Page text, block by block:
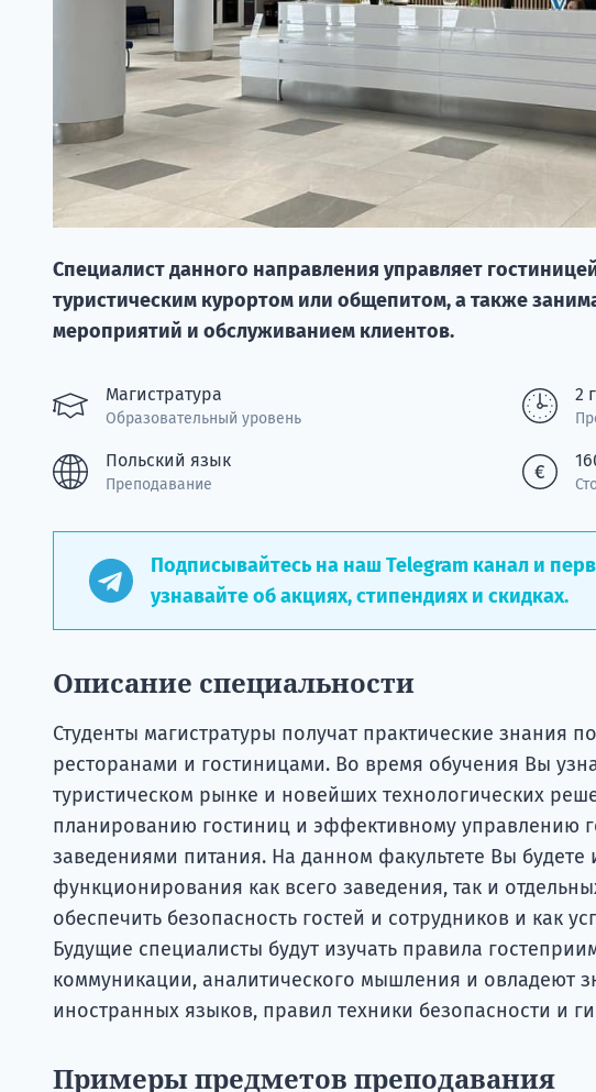
Специалист данного направления управляет
туристическим курортом или общепитом, а также
мероприятий и обслуживанием клиентов.
Магистратура
Образовательный уровень
2
Польский язык
Преподавание
Подписывайтесь на наш Telegram канал и
узнавайте об акциях, стипендиях и скидках.
Описание специальности
Студенты магистратуры получат практические знания
ресторанами и гостиницами. Во время обучения Вы
туристическом рынке и новейших технологических
планированию гостиниц и эффективному управлению
заведениями питания. На данном факультете Вы будете
функционирования как всего заведения, так и
обеспечить безопасность гостей и сотрудников и как
Будущие специалисты будут изучать правила
коммуникации, аналитического мышления и овладеют
иностранных языков, правил техники безопасности и
Примеры предметов преподавания